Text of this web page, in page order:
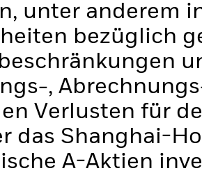
unter anderem
bezüglich
,
Verlusten für
das Shanghai-
A-Aktien